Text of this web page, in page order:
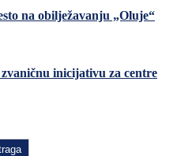
na obilježavanju „Oluje“
inicijativu za centre